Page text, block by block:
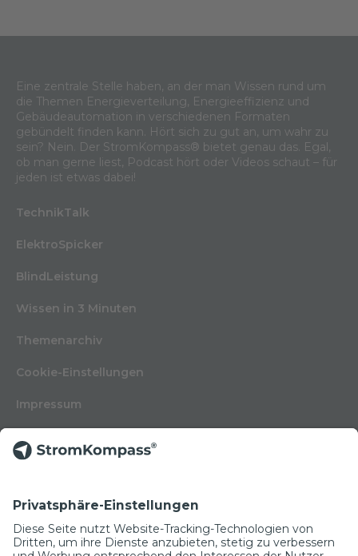
Eine zentrale Stelle haben, an der man Wissen rund um
die Themen Energieverteilung, Energieeffizienz und
Gebäudeautomation in verschiedenen Formaten
gebündelt finden kann. Hört sich zu gut an, um wahr zu
sein? Nein. Der StromKompass® bietet genau das. Egal,
ob man gerne liest, Podcast hört oder Videos schaut – für
jeden ist etwas dabei!
TechnikTalk
ElektroSpicker
BlindLeistung
Wissen in 3 Minuten
Themenarchiv
Cookie-Einstellungen
Impressum
Kontakt
Glossar